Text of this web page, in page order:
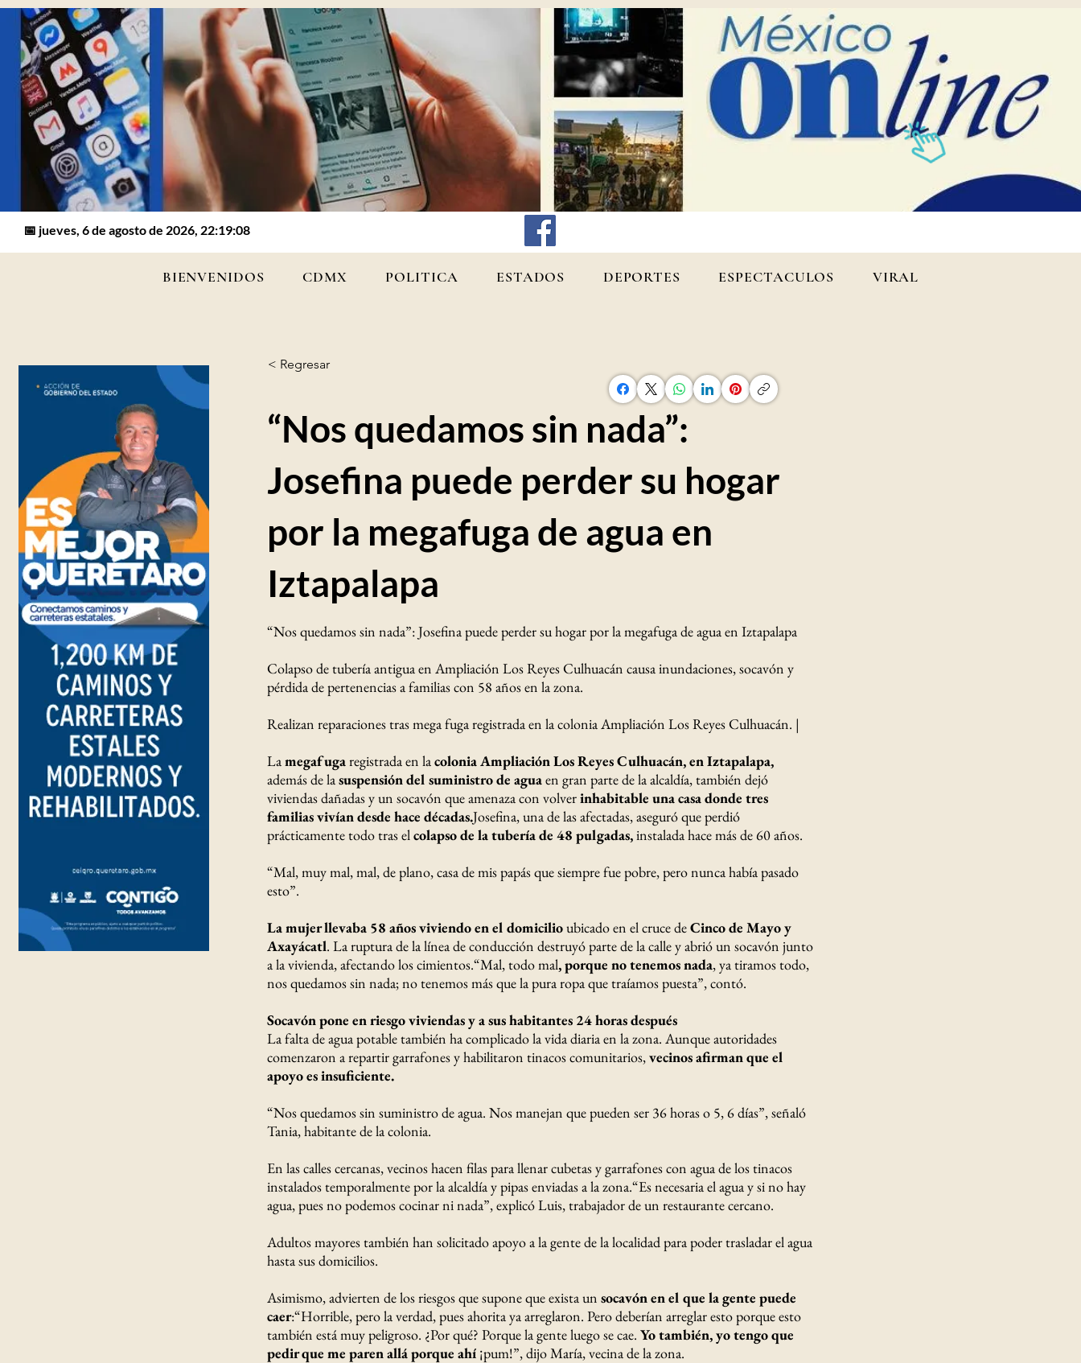
📅 jueves, 6 de agosto de 2026, 22:19:08
BIENVENIDOS CDMX POLITICA ESTADOS DEPORTES ESPECTACULOS VIRAL
< Regresar
“Nos quedamos sin nada”:
Josefina puede perder su hogar
por la megafuga de agua en
Iztapalapa
“Nos quedamos sin nada”: Josefina puede perder su hogar por la megafuga de agua en Iztapalapa
Colapso de tubería antigua en Ampliación Los Reyes Culhuacán causa inundaciones, socavón y
pérdida de pertenencias a familias con 58 años en la zona.
Realizan reparaciones tras mega fuga registrada en la colonia Ampliación Los Reyes Culhuacán. |
Lamegafugaregistrada en lacolonia Ampliación Los Reyes Culhuacán, en Iztapalapa,
además de lasuspensión del suministro de aguaen gran parte de la alcaldía, también dejó
viviendas dañadas y un socavón que amenaza con volverinhabitable una casa donde tres
familias vivían desde hace décadas.Josefina, una de las afectadas, aseguró que perdió
prácticamente todo tras elcolapso de la tubería de 48 pulgadas,instalada hace más de 60 años.
“Mal, muy mal, mal, de plano, casa de mis papás que siempre fue pobre, pero nunca había pasado
esto”.
La mujer llevaba 58 años viviendo en el domicilioubicado en el cruce deCinco de Mayo y
Axayácatl. La ruptura de la línea de conducción destruyó parte de la calle y abrió un socavón junto
a la vivienda, afectando los cimientos.“Mal, todo mal, porque no tenemos nada, ya tiramos todo,
nos quedamos sin nada; no tenemos más que la pura ropa que traíamos puesta”, contó.
Socavón pone en riesgo viviendas y a sus habitantes 24 horas después
La falta de agua potable también ha complicado la vida diaria en la zona. Aunque autoridades
comenzaron a repartir garrafones y habilitaron tinacos comunitarios,vecinos afirman que el
apoyo es insuficiente.
“Nos quedamos sin suministro de agua. Nos manejan que pueden ser 36 horas o 5, 6 días”, señaló
Tania, habitante de la colonia.
En las calles cercanas, vecinos hacen filas para llenar cubetas y garrafones con agua de los tinacos
instalados temporalmente por la alcaldía y pipas enviadas a la zona.“Es necesaria el agua y si no hay
agua, pues no podemos cocinar ni nada”, explicó Luis, trabajador de un restaurante cercano.
Adultos mayores también han solicitado apoyo a la gente de la localidad para poder trasladar el agua
hasta sus domicilios.
Asimismo, advierten de los riesgos que supone que exista un socavón en el que la gente puede
caer:“Horrible, pero la verdad, pues ahorita ya arreglaron. Pero deberían arreglar esto porque esto
también está muy peligroso. ¿Por qué? Porque la gente luego se cae. Yo también, yo tengo que
pedir que me paren allá porque ahí ¡pum!”, dijo María, vecina de la zona.